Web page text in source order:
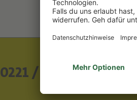
0221 / 13 97 28 - 0